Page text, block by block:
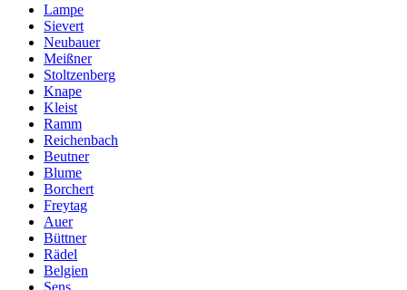
Lampe
Sievert
Neubauer
Meißner
Stoltzenberg
Knape
Kleist
Ramm
Reichenbach
Beutner
Blume
Borchert
Freytag
Auer
Büttner
Rädel
Belgien
Sens